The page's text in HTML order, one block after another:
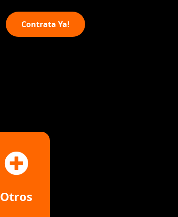
Contrata Ya!
Otros